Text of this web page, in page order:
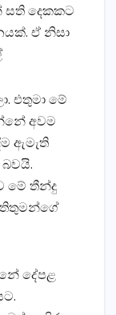
සති දෙකකට
ඒ නිසා
එතුමා මේ
අවම
ඇමැති
මේ තීන්දු
දේපළ